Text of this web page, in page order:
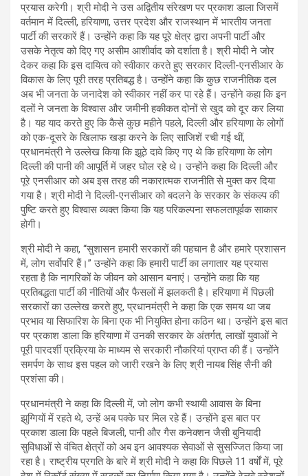
प्रयास करेगी। श्री मोदी ने उस अद्वितीय संरेखण पर प्रकाश डाला जिसमें
वर्तमान में दिल्ली, हरियाणा, उत्तर प्रदेश और राजस्थान में भारतीय जनता
पार्टी की सरकारें हैं। उन्होंने कहा कि यह पूरे क्षेत्र द्वारा अपनी पार्टी और
उसके नेतृत्व को दिए गए असीम आशीर्वाद को दर्शाता है। श्री मोदी ने जोर
देकर कहा कि इस दायित्व को स्वीकार करते हुए सरकार दिल्ली-एनसीआर के
विकास के लिए पूरी तरह प्रतिबद्ध है। उन्होंने कहा कि कुछ राजनीतिक दल
अब भी जनता के जनादेश को स्वीकार नहीं कर पा रहे हैं। उन्होंने कहा कि इन
दलों ने जनता के विश्वास और जमीनी हकीकत दोनों से खुद को दूर कर लिया
है। यह याद करते हुए कि कैसे कुछ महीने पहले, दिल्ली और हरियाणा के लोगों
को एक-दूसरे के खिलाफ खड़ा करने के लिए साजिशें रची गई थीं,
प्रधानमंत्री ने उल्लेख किया कि झूठे दावे किए गए थे कि हरियाणा के लोग
दिल्ली की पानी की आपूर्ति में जहर घोल रहे थे। उन्होंने कहा कि दिल्ली और
पूरे एनसीआर को अब इस तरह की नकारात्मक राजनीति से मुक्त कर दिया
गया है। श्री मोदी ने दिल्ली-एनसीआर को बदलने के सरकार के संकल्प की
पुष्टि करते हुए विश्वास व्यक्त किया कि यह परिकल्पना सफलतापूर्वक साकार
होगी।
श्री मोदी ने कहा, “सुशासन हमारी सरकारों की पहचान है और हमारे प्रशासन
में, लोग सर्वोपरि हैं।” उन्होंने कहा कि हमारी पार्टी का लगातार यह प्रयास
रहता है कि नागरिकों के जीवन को आसान बनाएं। उन्होंने कहा कि यह
प्रतिबद्धता पार्टी की नीतियों और फैसलों में झलकती है। हरियाणा में पिछली
सरकारों का उल्लेख करते हुए, प्रधानमंत्री ने कहा कि एक समय था जब
प्रभाव या सिफारिश के बिना एक भी नियुक्ति होना कठिन था। उन्होंने इस बात
पर प्रकाश डाला कि हरियाणा में उनकी सरकार के अंतर्गत, लाखों युवाओं ने
पूरी पारदर्शी प्रक्रिया के माध्यम से सरकारी नौकरियां प्राप्त की हैं। उन्होंने
समर्पण के साथ इस पहल को जारी रखने के लिए श्री नायब सिंह सैनी की
प्रशंसा की।
प्रधानमंत्री ने कहा कि दिल्ली में, जो लोग कभी स्थायी आवास के बिना
झुग्गियों में रहते थे, उन्हें अब पक्के घर मिल रहे हैं। उन्होंने इस बात पर
प्रकाश डाला कि पहले बिजली, पानी और गैस कनेक्शन जैसी बुनियादी
सुविधाओं से वंचित क्षेत्रों को अब इन आवश्यक सेवाओं से सुसज्जित किया जा
रहा है। राष्ट्रीय प्रगति के बारे में श्री मोदी ने कहा कि पिछले 11 वर्षों में, पूरे